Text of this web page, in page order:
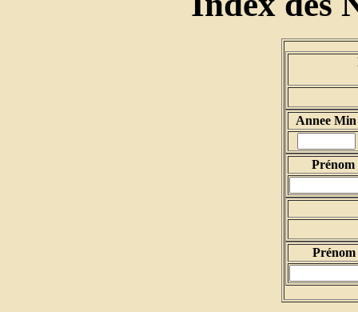
Annee Min
Prénom
Prénom